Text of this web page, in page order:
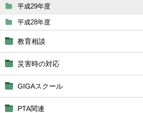
平成29年度
平成28年度
教育相談
災害時の対応
GIGAスクール
PTA関連